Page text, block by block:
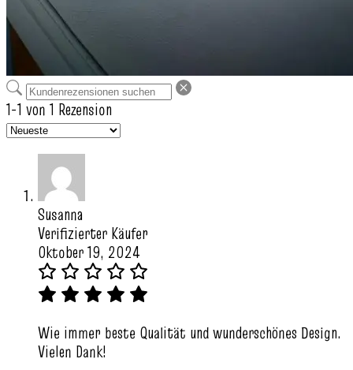
1-1 von 1 Rezension
Susanna
Verifizierter Käufer
Oktober 19, 2024
Wie immer beste Qualität und wunderschönes Design.
Vielen Dank!